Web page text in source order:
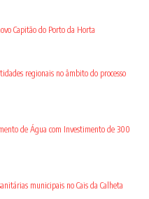
Capitão do Porto da Horta
regionais no âmbito do processo
de Água com Investimento de 300
municipais no Cais da Calheta